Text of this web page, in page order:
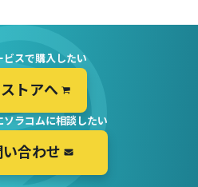
ビスで購入したい
トアへ
ソラコムに相談したい
合わせ